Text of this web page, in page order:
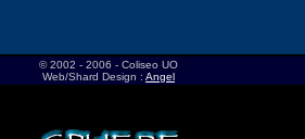
© 2002 - 2006 - Coliseo UO
Web/Shard Design : Angel